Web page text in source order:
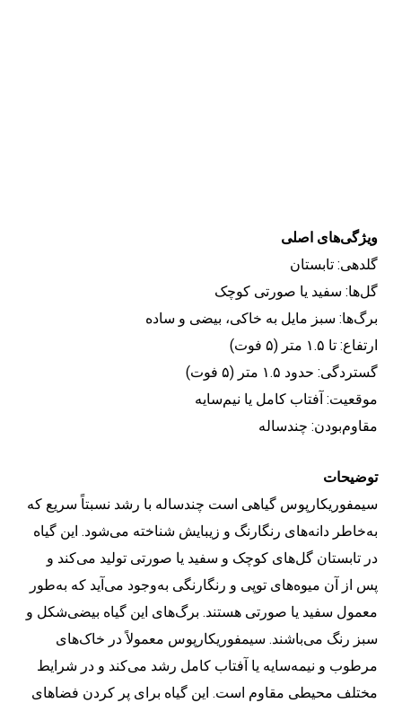
ویژگی‌های اصلی
گلدهی: تابستان
گل‌ها: سفید یا صورتی کوچک
برگ‌ها: سبز مایل به خاکی، بیضی و ساده
ارتفاع: تا ۱.۵ متر (۵ فوت)
گستردگی: حدود ۱.۵ متر (۵ فوت)
موقعیت: آفتاب کامل یا نیم‌سایه
مقاوم‌بودن: چندساله
توضیحات
سیمفوریکارپوس گیاهی است چندساله با رشد نسبتاً سریع که
به‌خاطر دانه‌های رنگارنگ و زیبایش شناخته می‌شود. این گیاه
در تابستان گل‌های کوچک و سفید یا صورتی تولید می‌کند و
پس از آن میوه‌های توپی و رنگارنگی به‌وجود می‌آید که به‌طور
معمول سفید یا صورتی هستند. برگ‌های این گیاه بیضی‌شکل و
سبز رنگ می‌باشند. سیمفوریکارپوس معمولاً در خاک‌های
مرطوب و نیمه‌سایه یا آفتاب کامل رشد می‌کند و در شرایط
مختلف محیطی مقاوم است. این گیاه برای پر کردن فضاهای